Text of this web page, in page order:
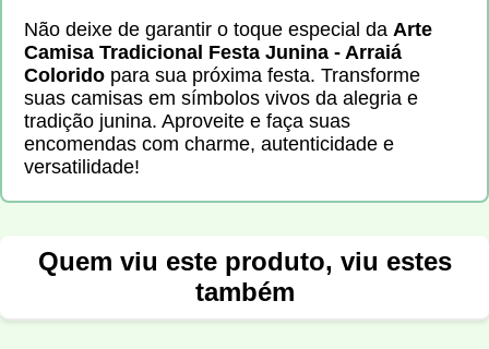
Não deixe de garantir o toque especial da Arte
Camisa Tradicional Festa Junina - Arraiá
Colorido para sua próxima festa. Transforme
suas camisas em símbolos vivos da alegria e
tradição junina. Aproveite e faça suas
encomendas com charme, autenticidade e
versatilidade!
Quem viu este produto, viu estes
também